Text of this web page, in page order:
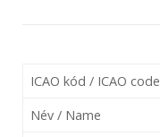
ICAO kód / ICAO code
Név / Name